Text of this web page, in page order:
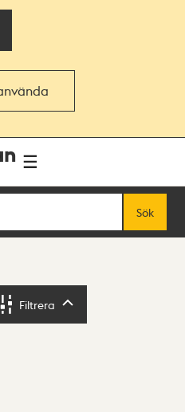
Sök
Filtrera